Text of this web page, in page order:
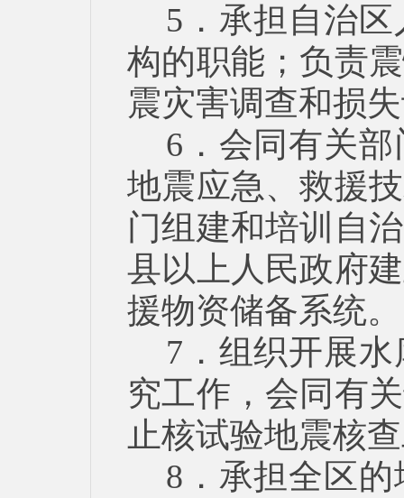
5．承担自治
构的职能；负责
震灾害调查和损
6．会同有关
地震应急、救援
门组建和培训自
县以上人民政府
援物资储备系统。
7．组织开展
究工作，会同有
止核试验地震核
8．承担全区